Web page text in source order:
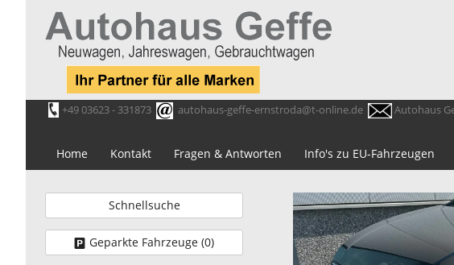
+49 03623 - 331873 autohaus-geffe-ernstroda@t-online.de Autohaus
Home Kontakt Fragen & Antworten Info's zu EU-Fahrzeugen
Schnellsuche
Geparkte Fahrzeuge (0)